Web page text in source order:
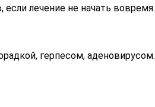
лечение не начать вовремя.
герпесом, аденовирусом.